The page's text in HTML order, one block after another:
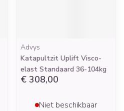
Advys
Katapultzit Uplift Visco-
elast Standaard 36-104kg
€ 308,00
Niet beschikbaar